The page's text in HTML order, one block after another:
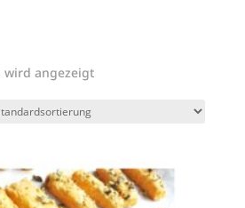
wird angezeigt